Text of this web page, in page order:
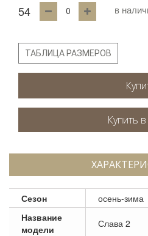
54 в
ТАБЛИЦА РАЗМЕРОВ
Сезон
осень-зима
Название
модели
Слава 2